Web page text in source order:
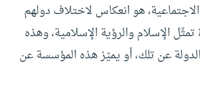
هو انعكاس لاختلاف دولهم
الإسلام والرؤية الإسلامية، وهذه
عن تلك، أو يميّز هذه المؤسسة عن